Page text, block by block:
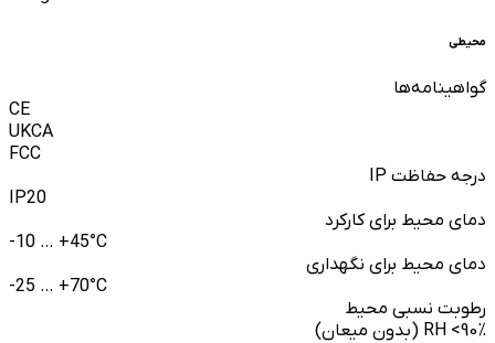
محیطی
گواهینامه‌ها
CE
UKCA
FCC
درجه حفاظت IP
IP20
دمای محیط برای کارکرد
-10 … +45°C
دمای محیط برای نگهداری
-25 … +70°C
رطوبت نسبی محیط
RH <90% (بدون میعان)